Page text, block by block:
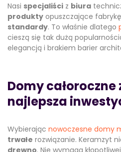
Nasi specjaliści z biura
produkty opuszczające fabrykę
standardy. To właśnie dlatego
cieszą się tak dużą
elegancją i brakiem barier
Domy
najlepsza
Wybierając nowoczesne domy
trwałe rozwiązanie. Keramzyt
drewno. Nie wymaga